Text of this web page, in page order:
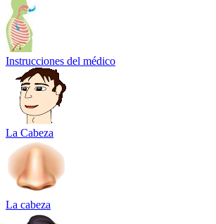
Instrucciones del médico
La Cabeza
La cabeza